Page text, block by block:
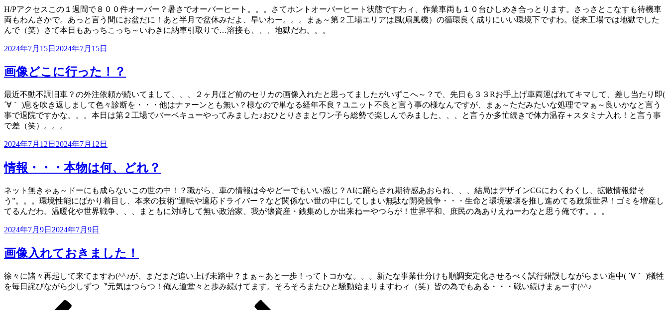
H/Pアクセスこの１週間で８００件オーバー？暑さでオーバーヒート。。。さてホントオーバーヒート状態ですわィ、作業車両も１０台ひしめき合っとります。さっさとこなすも待機車
両もわんさかで。あっと言う間にお盆だに！あと半月で盆休みだよ、早いわー。。。まぁ～第２工場エリアは風(扇風機）の循環良く成りにいい環境下ですわ。従来工場では地獄でした
んで（笑）さて本日もあっちこっち～いわきに納車引取りで…溶接も、、、地獄だわ。。。
投
日:
2024年7月15日 2024年7月15日
画像どこに行った！？
最近不動不調旧車？の外注依頼が続いてまして、、、２ヶ月ほど前のセリカの画像入れたと思ってましたがいずこへ～？で、先日も３３Rお手上げ車両運ばれてキマして、差し当たり即(
´∀｀ )息を吹き返しまして色々診断を・・・他はナァーンとも無い？様なので単なる経年不良？ユニット不良と言う事の様なんですが、まぁ～ただみたいな処理でマぁ～良いかなと言う
事で退院ですかな。。。本日は第２工場でバーベキューやってみました♪おひとりさまとワン子ら総勢で楽しんでみました、、、と言うか多忙続きで体力温存＋スタミナ入れ！と言う事
で差（笑）。。。
投
日:
2024年7月12日 2024年7月12日
情報・・・本物は何、どれ？
ネット無きゃぁ～ドーにも成らないこの世の中！？職がら、車の情報は今やどーでもいい感じ？AIに踊らされ期待感あおられ、、、結局はデザインCGにわくわくし、拡散情報錯そ
う”。。。環境性能にばかり着目し、本来の技術”運転や適応ドライバー？など関係ない世の中にしてしまい無駄な開発競争・・・生命と環境破壊を推し進めてる政策世界！ゴミを増産し
てるんだわ。温暖化や世界戦争、、、まともに対峙して無い政治家、我が懐資産・銭集めしか出来ねーやつらが！世界平和、庶民の為ありえねーわなと思う俺です。。。
投
日:
2024年7月9日 2024年7月9日
画像入れておきました！
徐々に諸々再起して来てますわ(^^♪が、まだまだ追い上げ未踏中？まぁ～あと一歩！ってトコかな。。。新たな事業仕分けも順調安定化させるべく試行錯誤しながらまい進中( ´∀｀ )犠牲
を毎日詫びながら少しずつ〝元気はつらつ！俺ん道堂々と歩み続けてます。そろそろまたひと騒動始まりますわィ（笑）皆の為でもある・・・戦い続けまぁーす(^^♪